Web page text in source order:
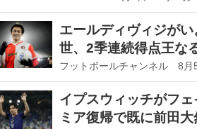
エールディヴィジが
世、2季連続得点王な
フットボールチャンネル 8月
イプスウィッチがフ
ミア復帰で既に前田